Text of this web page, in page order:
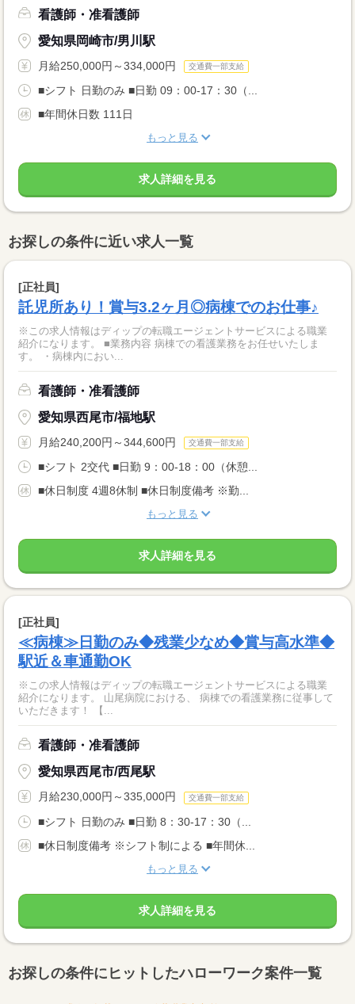
看護師・准看護師
愛知県岡崎市/男川駅
月給250,000円～334,000円 交通費一部支給
■シフト 日勤のみ ■日勤 09：00-17：30（...
■年間休日数 111日
もっと見る
求人詳細を見る
お探しの条件に近い求人一覧
[正社員]
託児所あり！賞与3.2ヶ月◎病棟でのお仕事♪
※この求人情報はディップの転職エージェントサービスによる職業
紹介になります。 ■業務内容 病棟での看護業務をお任せいたしま
す。 ・病棟内におい...
看護師・准看護師
愛知県西尾市/福地駅
月給240,200円～344,600円 交通費一部支給
■シフト 2交代 ■日勤 9：00-18：00（休憩...
■休日制度 4週8休制 ■休日制度備考 ※勤...
もっと見る
求人詳細を見る
[正社員]
≪病棟≫日勤のみ◆残業少なめ◆賞与高水準◆
駅近＆車通勤OK
※この求人情報はディップの転職エージェントサービスによる職業
紹介になります。 山尾病院における、 病棟での看護業務に従事して
いただきます！ 【...
看護師・准看護師
愛知県西尾市/西尾駅
月給230,000円～335,000円 交通費一部支給
■シフト 日勤のみ ■日勤 8：30-17：30（...
■休日制度備考 ※シフト制による ■年間休...
もっと見る
求人詳細を見る
お探しの条件にヒットしたハローワーク案件一覧